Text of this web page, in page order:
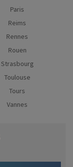
Paris
Reims
Rennes
Rouen
Strasbourg
Toulouse
Tours
Vannes